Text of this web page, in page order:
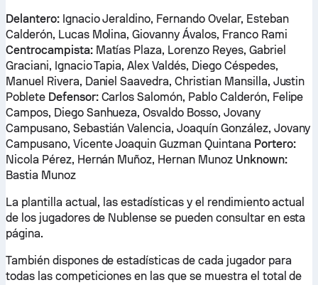
Delantero:Ignacio Jeraldino, Fernando Ovelar, Esteban
Calderón, Lucas Molina, Giovanny Ávalos, Franco Rami
Centrocampista:Matías Plaza, Lorenzo Reyes, Gabriel
Graciani, Ignacio Tapia, Alex Valdés, Diego Céspedes,
Manuel Rivera, Daniel Saavedra, Christian Mansilla, Justin
Poblete Defensor:Carlos Salomón, Pablo Calderón, Felipe
Campos, Diego Sanhueza, Osvaldo Bosso, Jovany
Campusano, Sebastián Valencia, Joaquín González, Jovany
Campusano, Vicente Joaquin Guzman Quintana Portero:
Nicola Pérez, Hernán Muñoz, Hernan Munoz Unknown:
Bastia Munoz
La plantilla actual, las estadísticas y el rendimiento actual
de los jugadores de Nublense se pueden consultar en esta
página.
También dispones de estadísticas de cada jugador para
todas las competiciones en las que se muestra el total de